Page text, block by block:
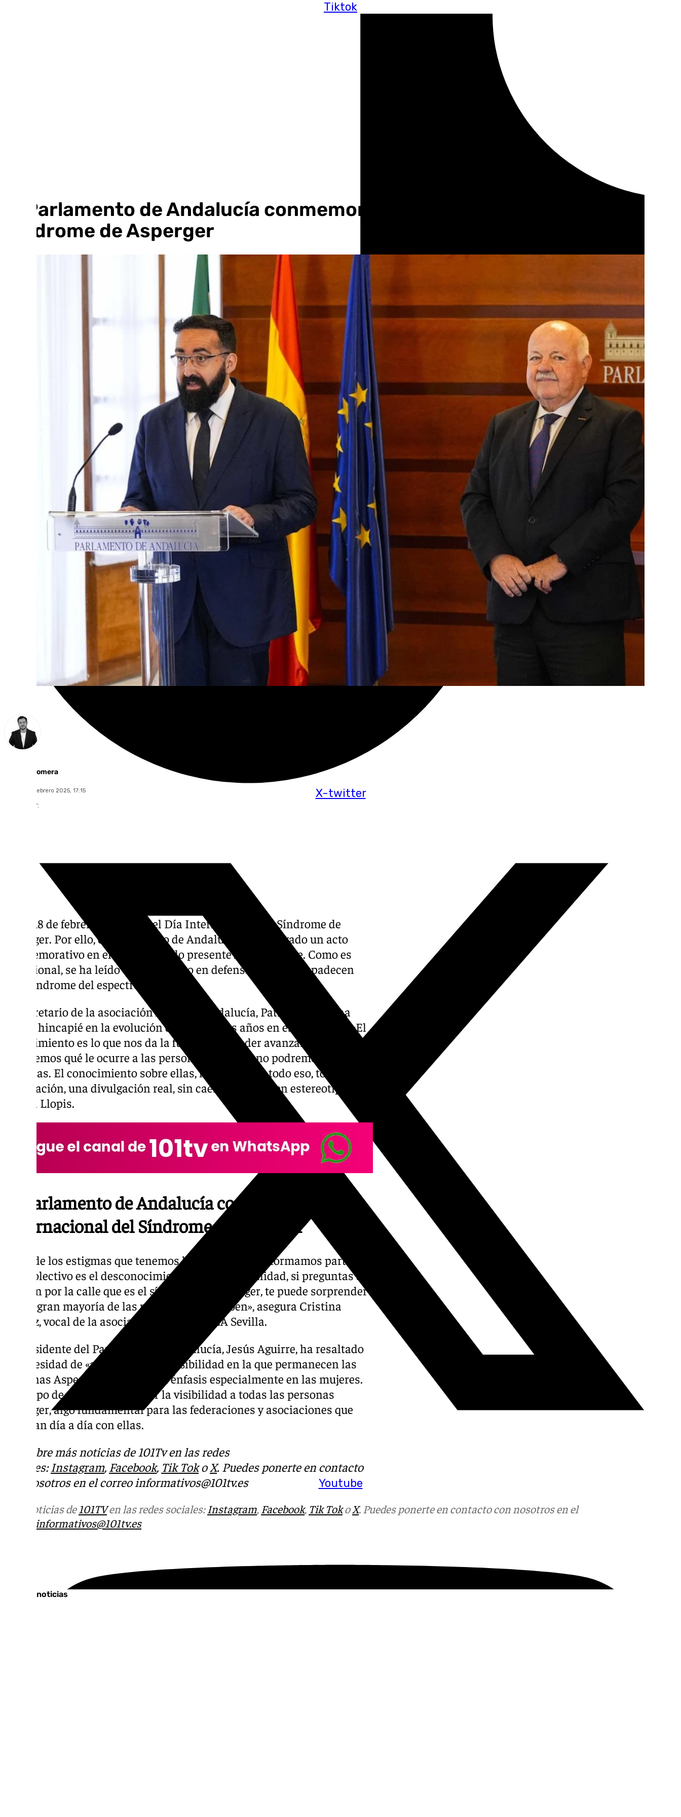
Tiktok
X-twitter
Youtube
El Parlamento de Andalucía conmemora el Día Internacional del
Síndrome de Asperger
Alberto Romera
martes, 18 febrero 2025, 17:15
Compartir:
Cada 18 de febrero se celebra el Día Internacional del Síndrome de
Asperger. Por ello, el Parlamento de Andalucía ha albergado un acto
conmemorativo en el que ha estado presente Jesús Aguirre. Como es
tradicional, se ha leído un manifiesto en defensa de quienes padecen
este síndrome del espectro autista.
El secretario de la asociación Asperger Andalucía, Patricio Llopis ha
hecho hincapié en la evolución de los últimos años en esta materia. «El
conocimiento es lo que nos da la fuerza para poder avanzar. O sea, si no
conocemos qué le ocurre a las personas Asperger no podremos saber
tratarlas. El conocimiento sobre ellas, la formación, todo eso, toda esa
divulgación, una divulgación real, sin caer en mitos y en estereotipos»,
afirma Llopis.
El Parlamento de Andalucía conmemora el Día
Internacional del Síndrome de Asperger
«Uno de los estigmas que tenemos las personas que formamos parte de
este colectivo es el desconocimiento social. En realidad, si preguntas a
alguien por la calle que es el síndrome de Asperger, te puede sorprender
que la gran mayoría de las personas no lo saben», asegura Cristina
Gómez, vocal de la asociación Asperger-TEA Sevilla.
El presidente del Parlamento de Andalucía, Jesús Aguirre, ha resaltado
la necesidad de «acabar con la invisibilidad en la que permanecen las
personas Asperger», poniendo el énfasis especialmente en las mujeres.
Este tipo de actos vienen a dar la visibilidad a todas las personas
Asperger, algo fundamental para las federaciones y asociaciones que
trabajan día a día con ellas.
Descubre más noticias de 101Tv en las redes
sociales:Instagram, Facebook, Tik TokoX. Puedes ponerte en contacto
con nosotros en el correo informativos@101tv.es
Más noticias de101TVen las redes sociales:Instagram, Facebook, Tik TokoX. Puedes ponerte en contacto con nosotros en el
informativos@101tv.es
Últimas noticias